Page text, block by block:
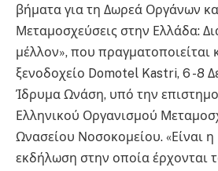
βήματα για τη Δωρεά Οργάνων
Μεταμοσχεύσεις στην Ελλάδα:
μέλλον», που πραγματοποιείται
ξενοδοχείο Domotel Kastri, 6 -8
Ίδρυμα Ωνάση, υπό την
Ελληνικού Οργανισμού
Ωνασείου Νοσοκομείου. «Είναι
εκδήλωση στην οποία έρχονται